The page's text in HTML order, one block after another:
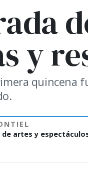
y
quincena
artes y